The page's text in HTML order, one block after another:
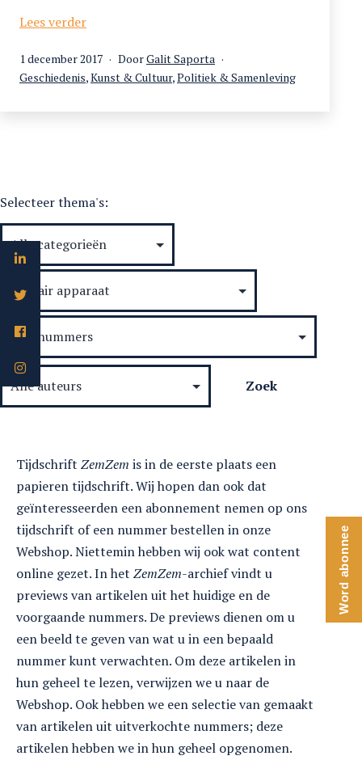
Lees verderLand
de
wolf
Gepubliceerd
op
1 december 2017 DoorGalit Saporta
Gecategoriseerd
Geschiedenis,Kunst & Cultuur,Politiek & Samenleving
Selecteer thema's:
Tijdschrift ZemZem is in de eerste plaats een
papieren tijdschrift. Wij hopen dan ook dat
geïnteresseerden een abonnement nemen op ons
tijdschrift of een nummer bestellen in onze
Webshop. Niettemin hebben wij ook wat content
online gezet. In het ZemZem-archief vindt u
previews van artikelen uit het huidige en de
voorgaande nummers. De previews dienen om u
een beeld te geven van wat u in een bepaald
nummer kunt verwachten. Om deze artikelen in
hun geheel te lezen, verwijzen we u naar de
Webshop. Ook hebben we een selectie van gemaakt
van artikelen uit uitverkochte nummers; deze
artikelen hebben we in hun geheel opgenomen.
Word abonnee